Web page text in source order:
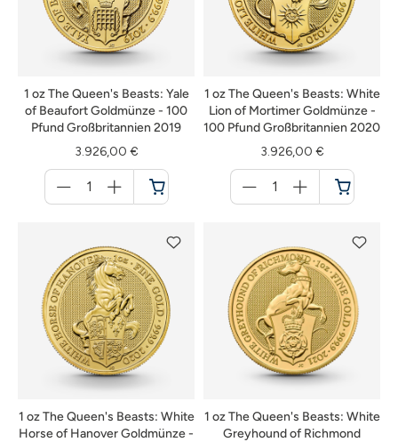
1 oz The Queen's Beasts: Yale
of Beaufort Goldmünze - 100
Pfund Großbritannien 2019
3.926,00 €
für
Warenkorb
1 oz The Queen's Beasts: White
Lion of Mortimer Goldmünze -
100 Pfund Großbritannien 2020
3.926,00 €
für
Warenkorb
1 oz The Queen's Beasts: White
Horse of Hanover Goldmünze -
1 oz The Queen's Beasts: White
Greyhound of Richmond